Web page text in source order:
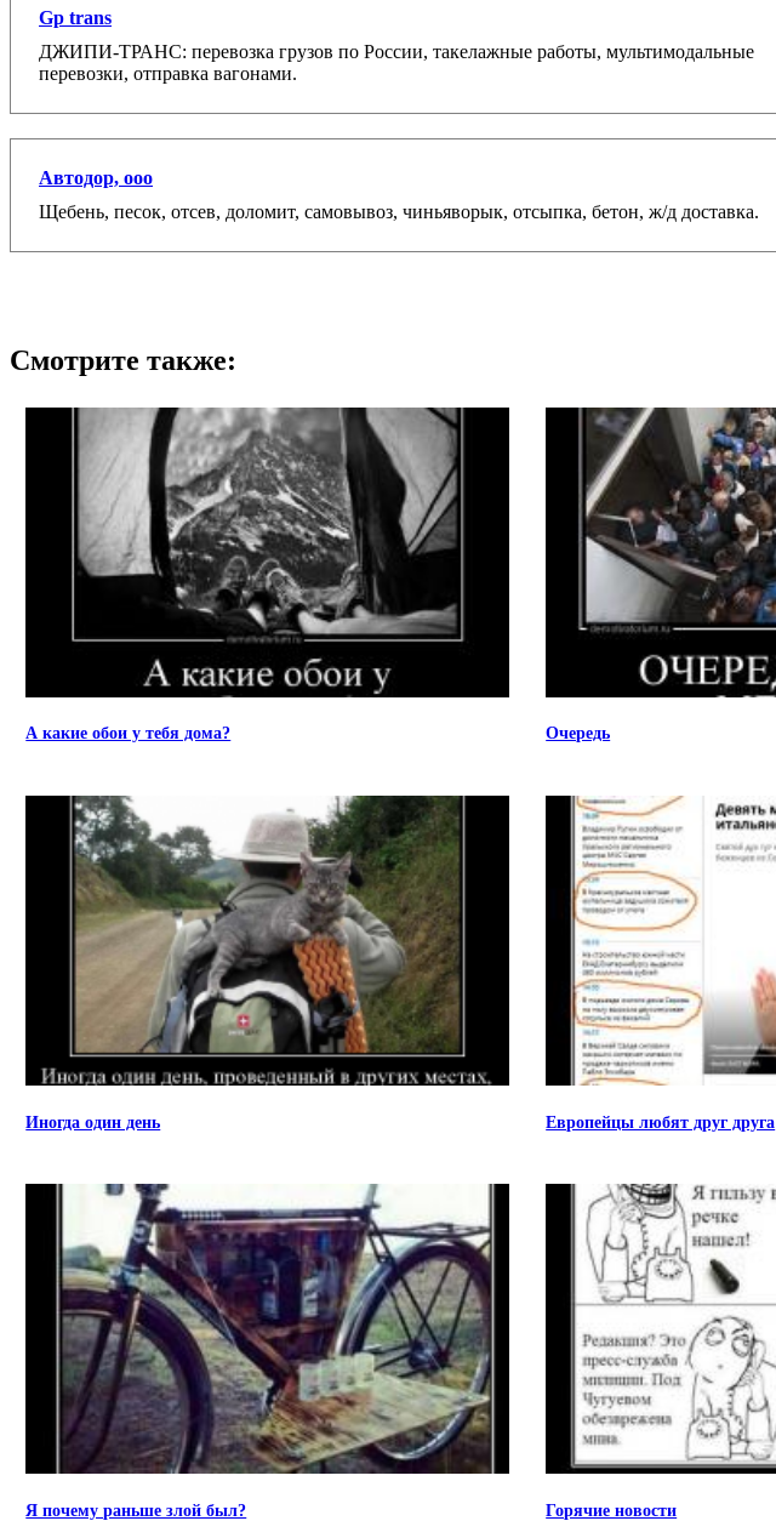
Gp trans
ДЖИПИ-ТРАНС: перевозка грузов по России, такелажные работы, мультимодальные
перевозки, отправка вагонами.
Автодор, ооо
Щебень, песок, отсев, доломит, самовывоз, чиньяворык, отсыпка, бетон, ж/д доставка.
Смотрите также:
А какие обои у тебя дома? Очередь
Иногда один день Европейцы любят друг друга
Я почему раньше злой был? Горячие новости